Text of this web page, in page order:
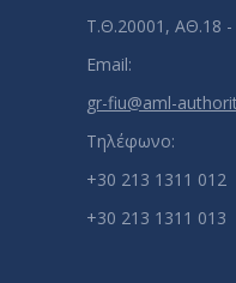
Τ.Θ.20001, ΑΘ.18 -
Email:
gr-fiu@aml-
Τηλέφωνο:
+30 213 1311 012
+30 213 1311 013